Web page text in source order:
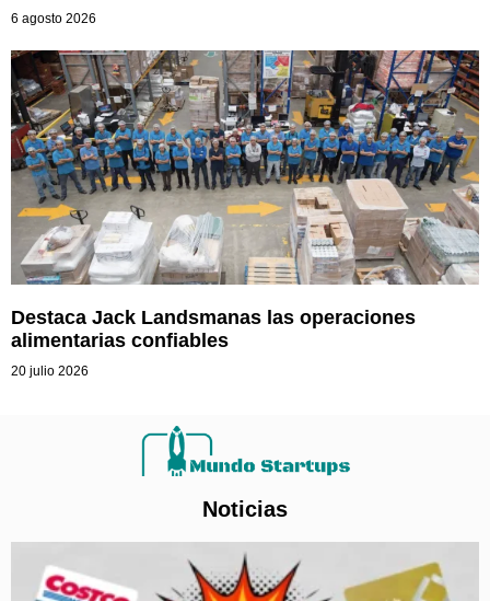
6 agosto 2026
Destaca Jack Landsmanas las operaciones
alimentarias confiables
20 julio 2026
Noticias